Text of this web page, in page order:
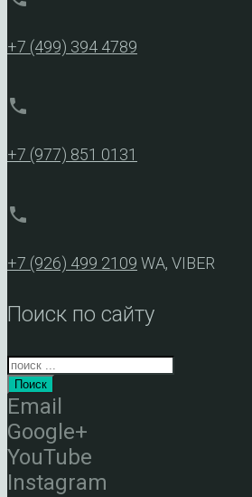
+7 (499) 394 4789
phone
+7 (977) 851 0131
phone
+7 (926) 499 2109 WA, VIBER
Поиск по сайту
Поиск
Email
Google+
YouTube
Instagram